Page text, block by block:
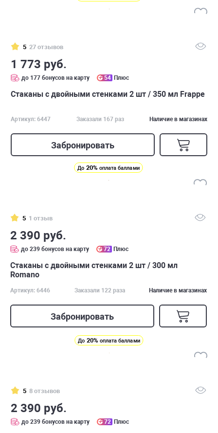
5 27 отзывов
1 773 руб.
до 177 бонусов на карту 54 Плюс
Стаканы с двойными стенками 2 шт / 350 мл Frappe
Артикул: 6447 Заказали 167 раз Наличие в магазинах
Забронировать
До 20% оплата баллами
5 1 отзыв
2 390 руб.
до 239 бонусов на карту 72 Плюс
Стаканы с двойными стенками 2 шт / 300 мл
Romano
Артикул: 6446 Заказали 122 раза Наличие в магазинах
Забронировать
До 20% оплата баллами
5 8 отзывов
2 390 руб.
до 239 бонусов на карту 72 Плюс